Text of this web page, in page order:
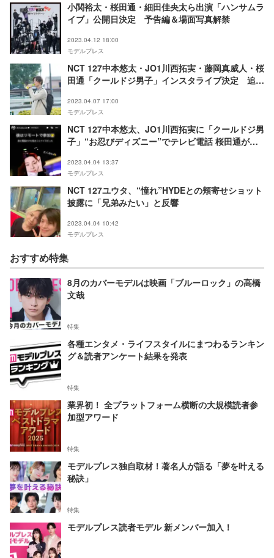
小関裕太・桜田通・細田佳央太ら出演「ハンサムラ
イブ」公開日決定 予告編＆場面写真解禁
2023.04.12 18:00
モデルプレス
NCT 127中本悠太・JO1川西拓実・藤岡真威人・桜
田通「クールドジ男子」インスタライブ決定 追加
2023.04.07 17:00
モデルプレス
NCT 127中本悠太、JO1川西拓実に「クールドジ男
子」“お忍びディズニー”でテレビ電話 桜田通が写
2023.04.04 13:37
モデルプレス
NCT 127ユウタ、“憧れ”HYDEとの頬寄せショット
披露に「兄弟みたい」と反響
2023.04.04 10:42
モデルプレス
おすすめ特集
8月のカバーモデルは映画「ブルーロック」の高橋
文哉
特集
各種エンタメ・ライフスタイルにまつわるランキン
グ＆読者アンケート結果を発表
特集
業界初！ 全プラットフォーム横断の大規模読者参
加型アワード
特集
モデルプレス独自取材！著名人が語る「夢を叶える
秘訣」
特集
モデルプレス読者モデル 新メンバー加入！